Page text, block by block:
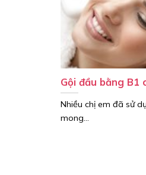
Gội đầu bằng B1
Nhiều chị em đã sử
mong...